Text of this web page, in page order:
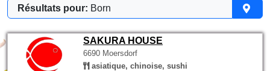
Résultats pour: Born
SAKURA HOUSE
6690 Moersdorf
asiatique, chinoise, sushi